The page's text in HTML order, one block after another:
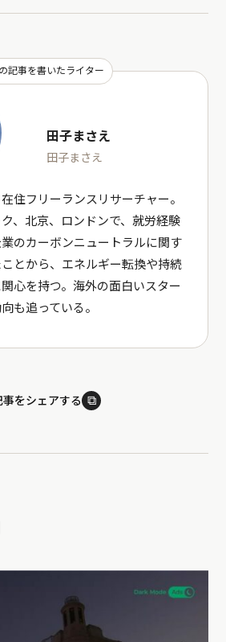
記事を書いたライター
田子まさえ
田子まさえ
住フリーランスリサーチャー。
、北京、ロンドンで、就労経験
のカーボンニュートラルに関す
とから、エネルギー転換や持続
心を持つ。海外の面白いスター
も追っている。
事をシェアする ⧉